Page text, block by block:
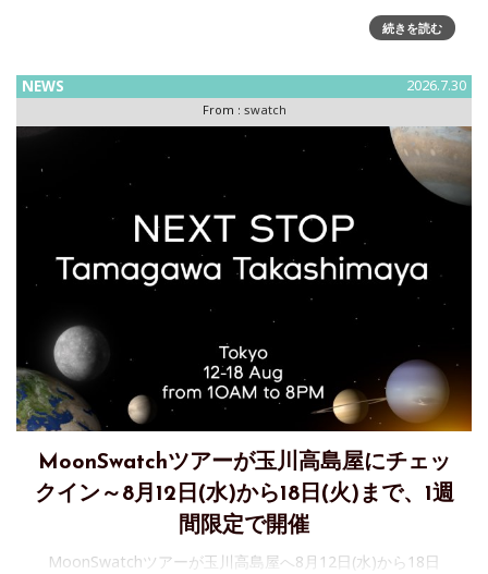
新しいスクエアの世界～Swatch が WHAT IF…JELLY? コレク
ションを発表WHAT IF? コレクションは、「もしも最初のス
続きを読む
NEWS 2026.7.30
From : swatch
MoonSwatchツアーが玉川高島屋にチェッ
クイン～8月12日(水)から18日(火)まで、1週
間限定で開催
MoonSwatchツアーが玉川高島屋へ8月12日(水)から18日